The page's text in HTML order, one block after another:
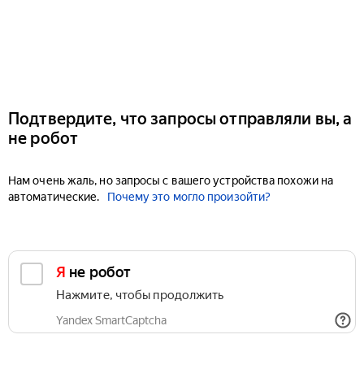
Подтвердите, что запросы отправляли вы, а
не робот
Нам очень жаль, но запросы с вашего устройства похожи на
автоматические.
Почему это могло произойти?
Я не робот
Нажмите, чтобы продолжить
Yandex SmartCaptcha